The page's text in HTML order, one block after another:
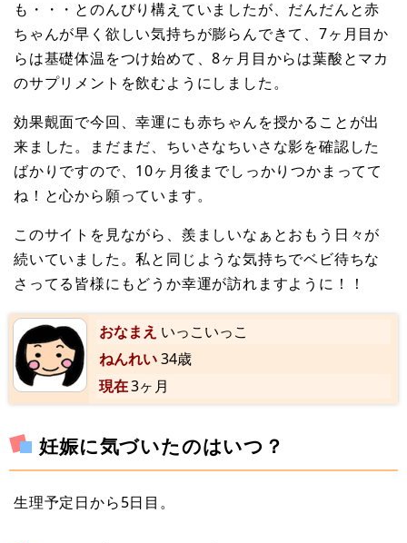
も・・・とのんびり構えていましたが、だんだんと赤
ちゃんが早く欲しい気持ちが膨らんできて、7ヶ月目か
らは基礎体温をつけ始めて、8ヶ月目からは葉酸とマカ
のサプリメントを飲むようにしました。
効果覿面で今回、幸運にも赤ちゃんを授かることが出
来ました。まだまだ、ちいさなちいさな影を確認した
ばかりですので、10ヶ月後までしっかりつかまってて
ね！と心から願っています。
このサイトを見ながら、羨ましいなぁとおもう日々が
続いていました。私と同じような気持ちでベビ待ちな
さってる皆様にもどうか幸運が訪れますように！！
おなまえ いっこいっこ
ねんれい34歳
現在3ヶ月
妊娠に気づいたのはいつ？
生理予定日から5日目。